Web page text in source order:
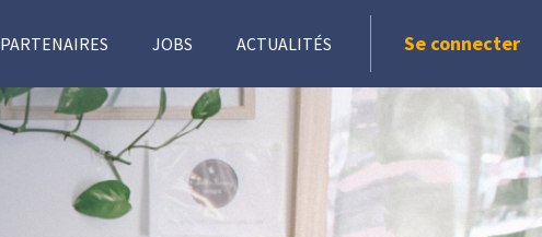
PARTENAIRES JOBS ACTUALITÉS Se connecter